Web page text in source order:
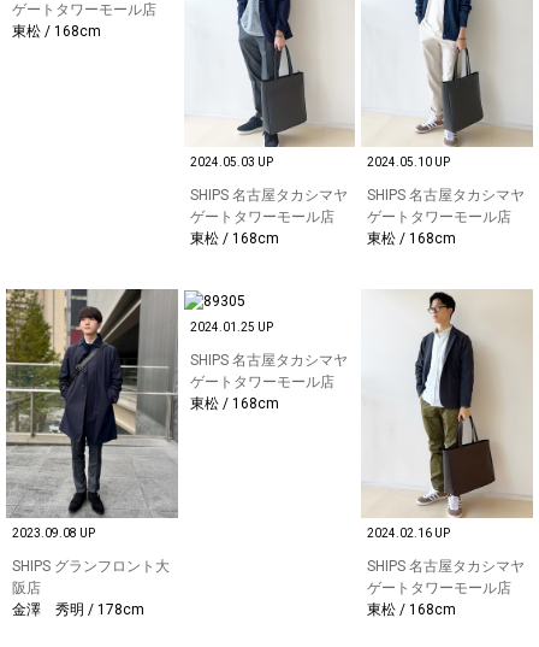
ゲートタワーモール店
東松 / 168cm
2024.05.03 UP
SHIPS 名古屋タカシマヤ
ゲートタワーモール店
東松 / 168cm
2024.05.10 UP
SHIPS 名古屋タカシマヤ
ゲートタワーモール店
東松 / 168cm
2023.09.08 UP
SHIPS グランフロント大
阪店
金澤 秀明 / 178cm
2024.01.25 UP
SHIPS 名古屋タカシマヤ
ゲートタワーモール店
東松 / 168cm
2024.02.16 UP
SHIPS 名古屋タカシマヤ
ゲートタワーモール店
東松 / 168cm